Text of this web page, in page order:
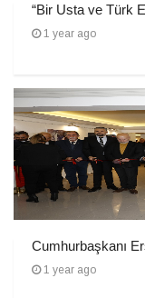
“Bir Usta ve Türk
1 year ago
Cumhurbaşkanı
1 year ago